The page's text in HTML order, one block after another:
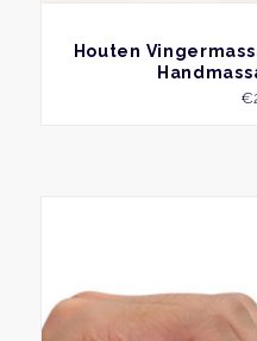
BEKIJK
Houten
€